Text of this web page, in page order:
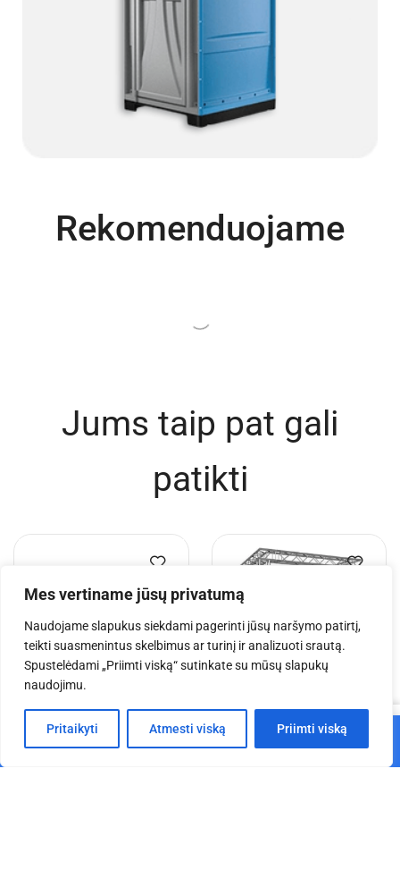
Mes vertiname jūsų privatumą
Naudojame slapukus siekdami pagerinti jūsų naršymo patirtį,
teikti suasmenintus skelbimus ar turinį ir analizuoti srautą.
Spustelėdami „Priimti viską“ sutinkate su mūsų slapukų
naudojimu.
Pritaikyti Atmesti viską Priimti viską
Rekomenduojame
Jums taip pat gali
patikti
EV Q 5x4x2,5 m aliuminio
konstrukcija
EV Q 3x3x3,5 m aliuminio
konstrukcija
Į krepšelį
Pagrindinis Parduotuvė Krepšelis Paskyra